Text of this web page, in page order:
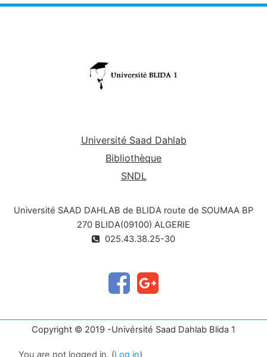
Université Saad Dahlab
Bibliothèque
SNDL
Université SAAD DAHLAB de BLIDA route de SOUMAA BP
270 BLIDA(09100) ALGERIE
025.43.38.25-30
Copyright © 2019 -Univérsité Saad Dahlab Blida 1
You are not logged in. (Log in)